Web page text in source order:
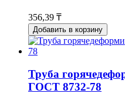
356,39 ₸
Добавить в корзину
Труба
ГОСТ 8732-78